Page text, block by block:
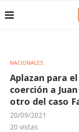
NACIONALES
Aplazan para
coerción a
otro del caso
20/09/2021
20 vistas